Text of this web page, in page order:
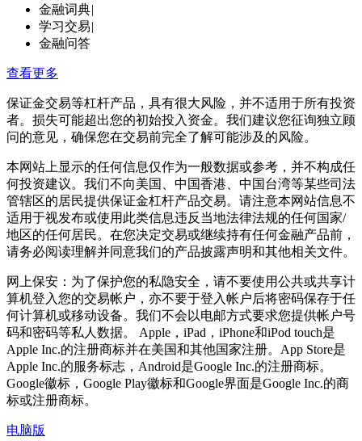
金融词典|
学习交易|
金融问答
查看更多
保证金交易等杠杆产品，具有很大风险，并不适用于所有投资
者。损失可能超出您的初始投入资金。我们建议您征询独立顾
问的意见，确保您在交易前完全了解可能涉及的风险。
本网站上显示的任何信息仅作为一般数据或参考，并不构成任
何投资建议。我们不向美国、中国香港、中国台湾等某些司法
管辖区的居民提供保证金杠杆产品交易。请注意本网站信息不
适用于视发布或使用此类信息违反当地法律法规的任何国家/
地区的任何居民。在您决定交易或继续持有任何金融产品前，
请务必阅读理解并同意我们的产品披露声明和其他相关文件。
网上保安：为了保护您的私隐安全，请不要使用公共或共享计
算机登入您的交易帐户，亦不要于登入帐户后将密码保存于任
何计算机或移动设备。我们不会以电邮方式要求您提供帐户号
码和密码等私人数据。 Apple，iPad，iPhone和iPod touch是
Apple Inc.的注册商标并在美国和其他国家注册。App Store是
Apple Inc.的服务标志，Android是Google Inc.的注册商标。
Google徽标，Google Play徽标和Google界面是Google Inc.的商
标或注册商标。
电脑版